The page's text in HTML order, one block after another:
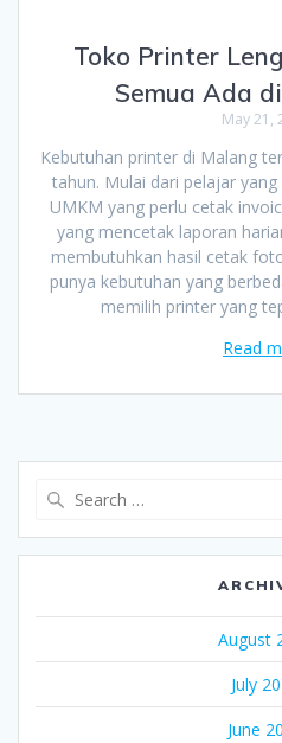
Toko Printer
Semua Ada
May 21,
Kebutuhan printer di Malang
tahun. Mulai dari pelajar
UMKM yang perlu cetak
yang mencetak laporan
membutuhkan hasil cetak
punya kebutuhan yang
memilih printer yang
Read
August
July
June